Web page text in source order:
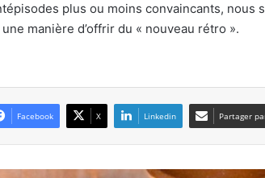
plus ou moins convaincants, nous
manière d’offrir du « nouveau rétro ».
Facebook X Linkedin Partager